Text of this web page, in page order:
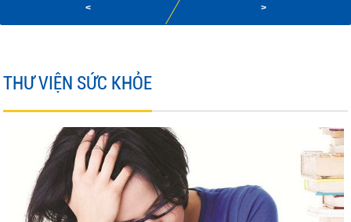
< >
THƯ VIỆN SỨC KHỎE